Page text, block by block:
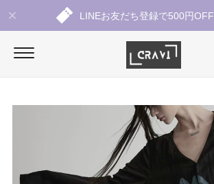
LINEお友だち登録で500円